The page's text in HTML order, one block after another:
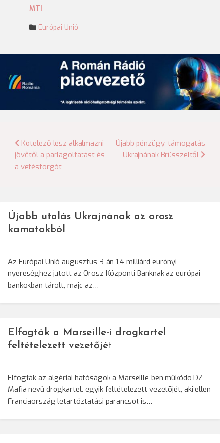
MTI
Európai Unió
Bejegyzés
navigáció
Kötelező lesz alkalmazni
jövőtől a parlagoltatást és
a vetésforgót
Újabb pénzügyi támogatás
Ukrajnának Brüsszeltől
Újabb utalás Ukrajnának az orosz
kamatokból
Az Európai Unió augusztus 3-án 1,4 milliárd eurónyi
nyereséghez jutott az Orosz Központi Banknak az európai
bankokban tárolt, majd az…
Elfogták a Marseille-i drogkartel
feltételezett vezetőjét
Elfogták az algériai hatóságok a Marseille-ben mûködõ DZ
Mafia nevû drogkartell egyik feltételezett vezetõjét, aki ellen
Franciaország letartóztatási parancsot is…